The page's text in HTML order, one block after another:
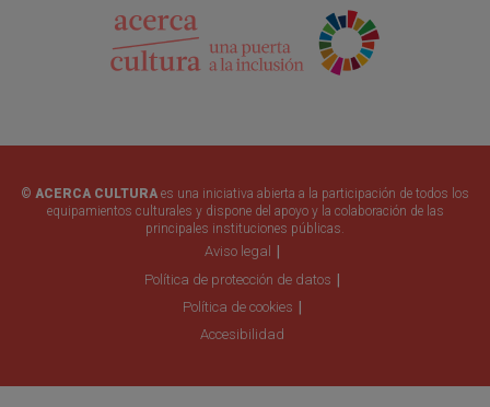
© ACERCA CULTURA es una iniciativa abierta a la participación de todos los
equipamientos culturales y dispone del apoyo y la colaboración de las
principales instituciones públicas.
Aviso legal
Política de protección de datos
Política de cookies
Accesibilidad